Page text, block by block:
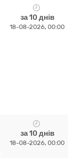
за 10 днів
18-08-2026, 00:00
за 10 днів
18-08-2026, 00:00